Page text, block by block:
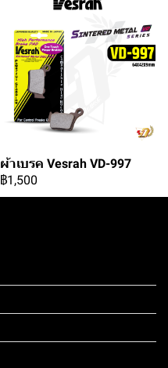
ผ้าเบรค Vesrah VD-997
฿1,500